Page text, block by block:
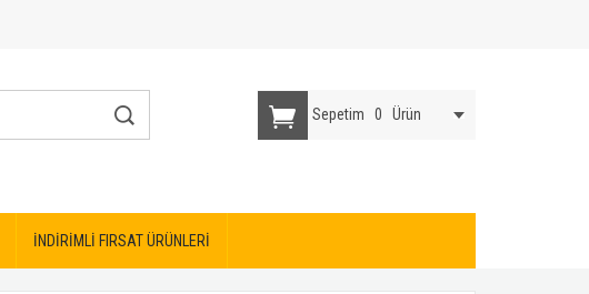
Sepetim 0 Ürün
İNDİRİMLİ FIRSAT ÜRÜNLERİ